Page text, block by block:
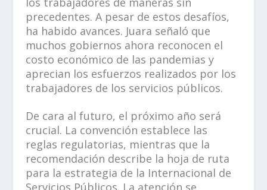
precedentes. A pesar de estos desafíos,
ha habido avances. Juara señaló que
muchos gobiernos ahora reconocen el
costo económico de las pandemias y
aprecian los esfuerzos realizados por los
trabajadores de los servicios públicos.
De cara al futuro, el próximo año será
crucial. La convención establece las
reglas regulatorias, mientras que la
recomendación describe la hoja de ruta
para la estrategia de la Internacional de
Servicios Públicos. La atención se